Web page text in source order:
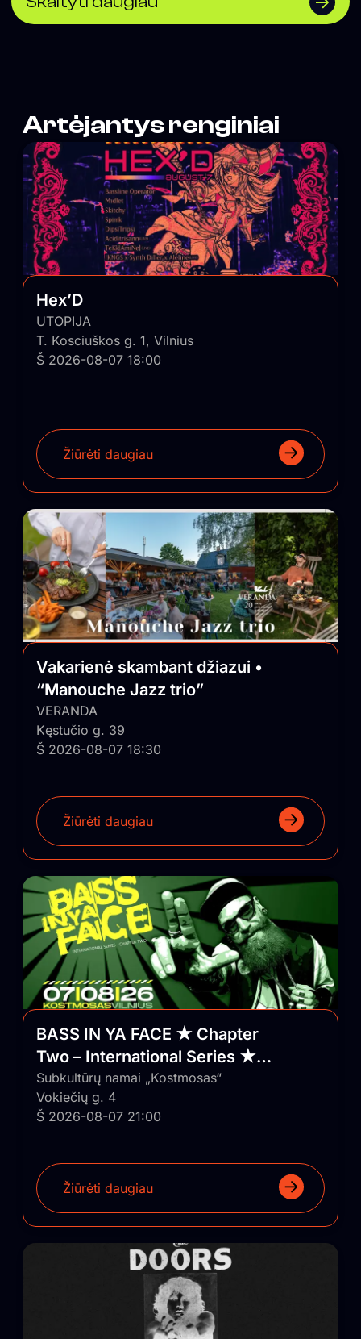
svečiai, savo vietą atranda įvairios miesto
bendruomenės. UTOPIJA palaiko maištingą miesto
Artėjantys renginiai
Hex’D
UTOPIJA
T. Kosciuškos g. 1, Vilnius
Š 2026-08-07 18:00
Žiūrėti daugiau
Vakarienė skambant džiazui •
“Manouche Jazz trio”
VERANDA
Kęstučio g. 39
Š 2026-08-07 18:30
Žiūrėti daugiau
BASS IN YA FACE ★ Chapter
Two – International Series ★
Vilnius/Lithuania
Subkultūrų namai „Kostmosas“
Vokiečių g. 4
Š 2026-08-07 21:00
Žiūrėti daugiau